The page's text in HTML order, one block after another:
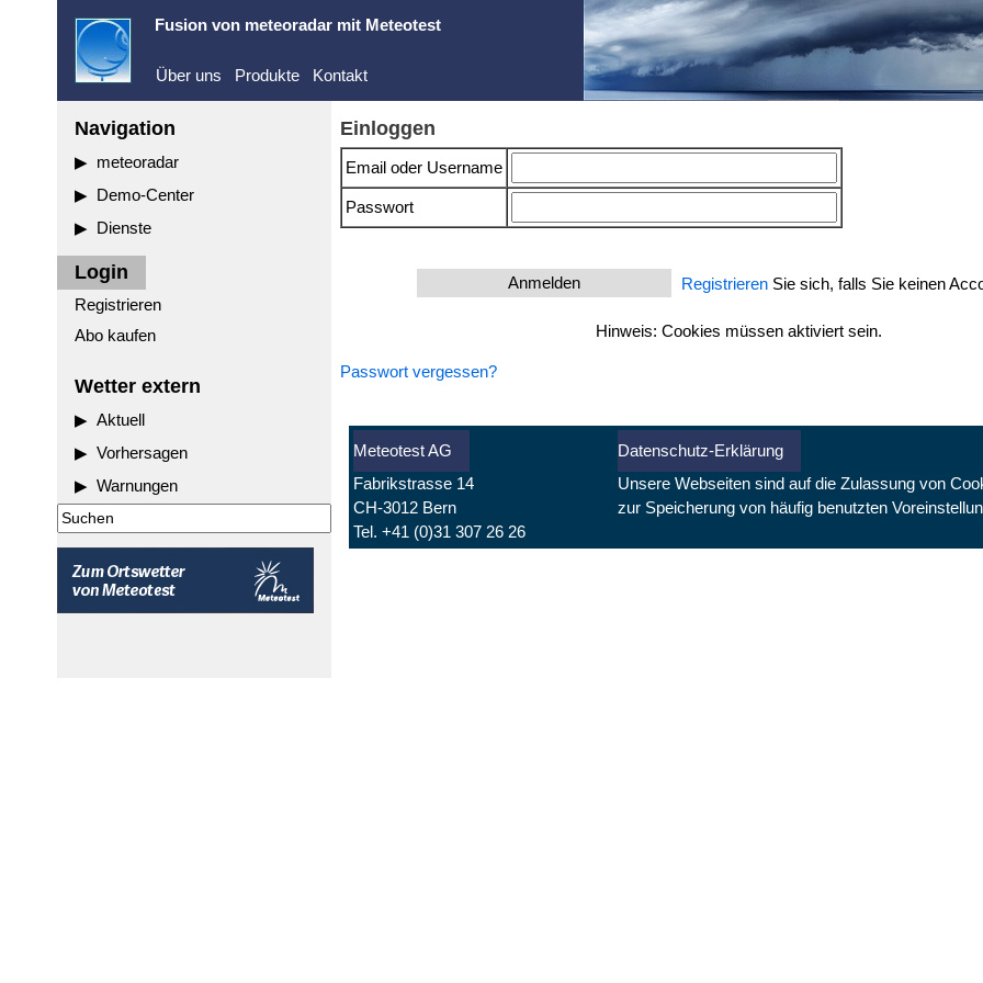
Fusion von meteoradar mit Meteotest
Über uns Produkte Kontakt
Navigation
meteoradar
Demo-Center
Dienste
Login
Registrieren
Abo kaufen
Wetter extern
Aktuell
Vorhersagen
Warnungen
Einloggen
Email oder Username
Passwort
RegistrierenSie sich, falls Sie keinen
Hinweis: Cookies müssen aktiviert sein.
Passwort vergessen?
Meteotest AG
Fabrikstrasse 14
CH-3012 Bern
Tel. +41 (0)31 307 26 26
Datenschutz-Erklärung
Unsere Webseiten sind auf die Zulassung von
zur Speicherung von häufig benutzten